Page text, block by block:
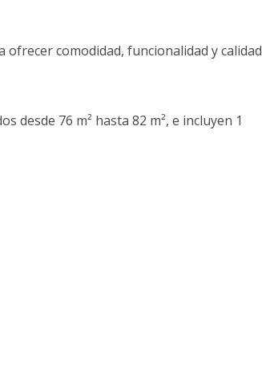
comodidad, funcionalidad y calidad
desde 76 m² hasta 82 m², e incluyen 1